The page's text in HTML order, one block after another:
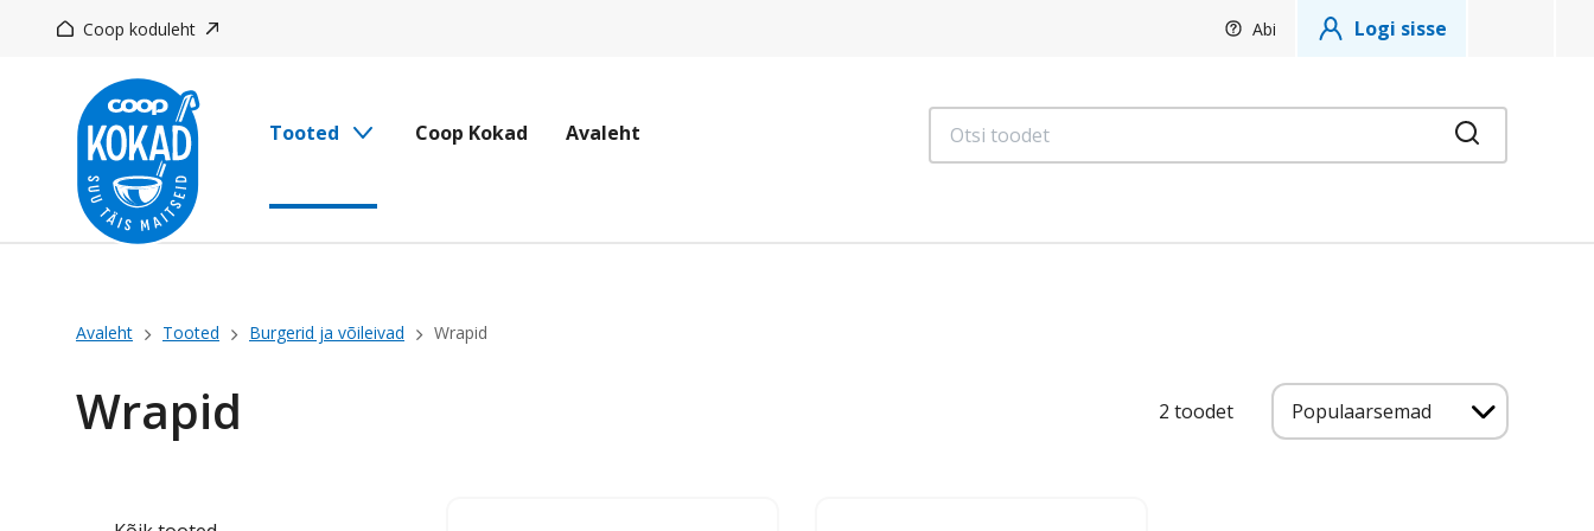
Coop koduleht Abi Logi sisse
Tooted Coop Kokad Avaleht
Otsi
toodet
Otsi
Leivapuru
Avaleht Tooted Burgerid ja võileivad Wrapid
Wrapid 2 toodet
Uuemad eespool
Populaarsemad